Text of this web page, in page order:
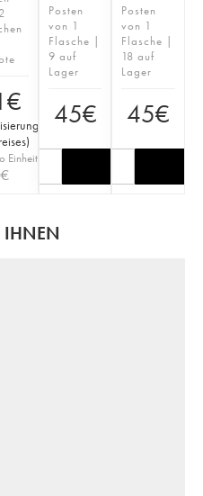
€
)
Einheit
€
Posten
von 1
Flasche |
9 auf
Lager
45€
Posten
von 1
Flasche |
18 auf
Lager
45€
IHNEN